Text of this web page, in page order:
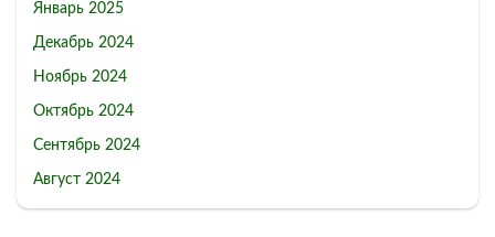
Январь 2025
Декабрь 2024
Ноябрь 2024
Октябрь 2024
Сентябрь 2024
Август 2024